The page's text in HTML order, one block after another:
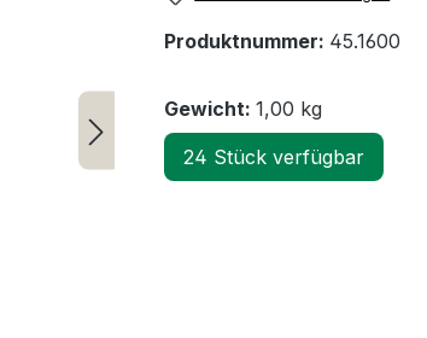
Produktnummer: 45.1600
Gewicht: 1,00 kg
24 Stück verfügbar